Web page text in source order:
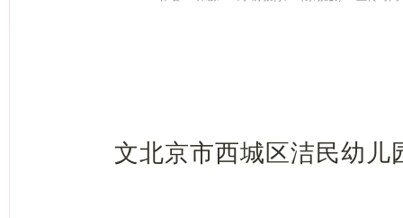
文北京市西城区洁民幼儿